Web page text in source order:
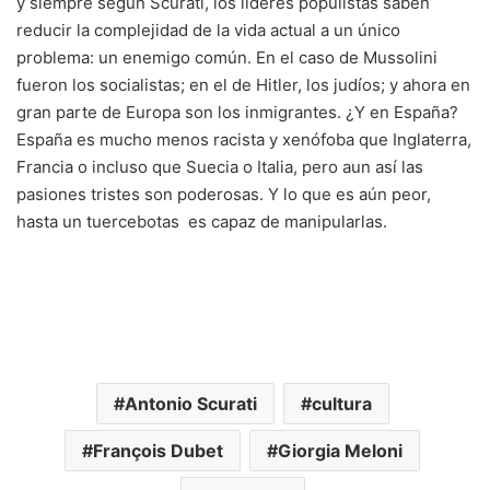
reducir la complejidad de la vida actual a un único
problema: un enemigo común. En el caso de Mussolini
fueron los socialistas; en el de Hitler, los judíos; y ahora en
gran parte de Europa son los inmigrantes. ¿Y en España?
España es mucho menos racista y xenófoba que Inglaterra,
Francia o incluso que Suecia o Italia, pero aun así las
pasiones tristes son poderosas. Y lo que es aún peor,
hasta un tuercebotas es capaz de manipularlas.
Antonio Scurati cultura
François Dubet Giorgia Meloni